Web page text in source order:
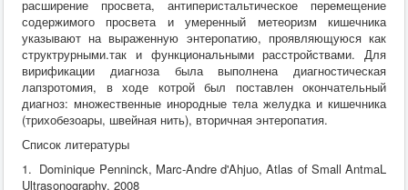
расширение просвета, антиперистальтическое перемещение
содержимого просвета и умеренный метеоризм кишечника
указывают на выраженную энтеропатию, проявляющуюся как
структрурными.так и функциональными расстройствами. Для
вирификации диагноза была выполнена диагностическая
лапзротомия, в ходе котрой был поставлен окончательный
диагноз: множественные инородные тела желудка и кишечника
(трихобезоары, швейная нить), вторичная энтеропатия.
Список литературы
1. Dominique Penninck, Marc-Andre d'Ahjuo, Atlas of Small AntmaL
Ultrasonography, 2008